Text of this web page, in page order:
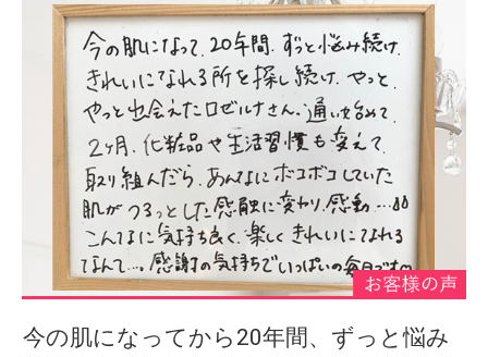
今の肌になってから20年間、ずっと悩み